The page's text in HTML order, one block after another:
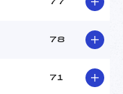
77
78
71